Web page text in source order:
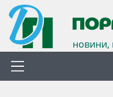
новини,